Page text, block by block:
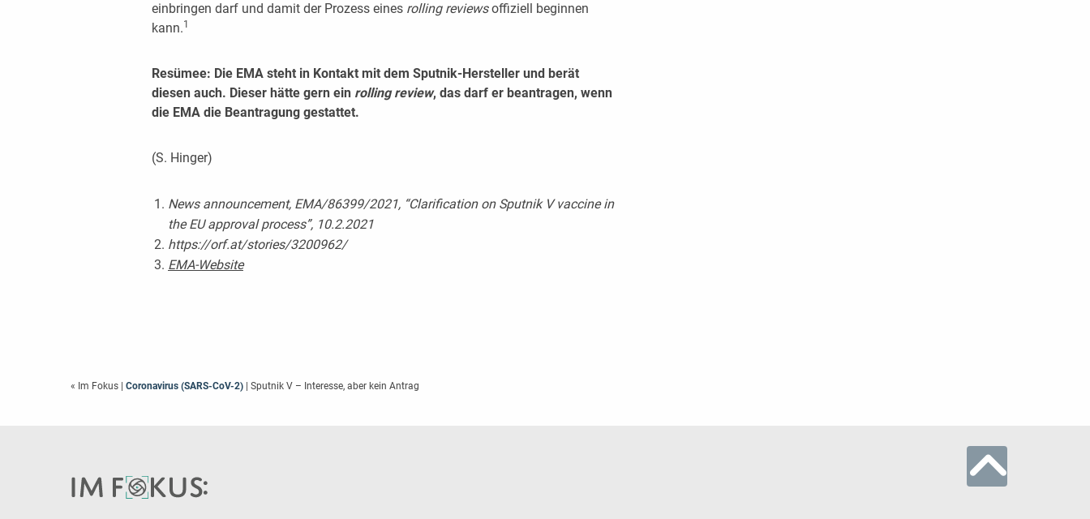
einbringen darf und damit der Prozess eines rolling reviewsoffiziell beginnen
kann.1
Resümee: Die EMA steht in Kontakt mit dem Sputnik-Hersteller und berät
diesen auch. Dieser hätte gern ein rolling review, das darf er beantragen, wenn
die EMA die Beantragung gestattet.
(S. Hinger)
News announcement, EMA/86399/2021, “Clarification on Sputnik V vaccine in
the EU approval process”, 10.2.2021
https://orf.at/stories/3200962/
EMA-Website
« Im Fokus Coronavirus (SARS-CoV-2) | Sputnik V – Interesse, aber kein Antrag